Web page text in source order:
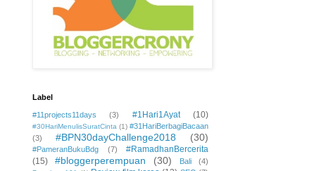
Label
#11projects11days (3) #1Hari1Ayat (10)
#30HariMenulisSuratCinta (1) #31HariBerbagiBacaan
(3)
#BPN30dayChallenge2018 (30)
#PameranBukuBdg (7)
#RamadhanBercerita
(15)
#bloggerperempuan (30) Bali (4)